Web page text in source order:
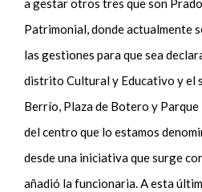
a gestar otros tres que son
Patrimonial, donde actualmente
las gestiones para que sea
distrito Cultural y Educativo y el
Berrío, Plaza de Botero y
del centro que lo estamos
desde una iniciativa que surge
añadió la funcionaria. A esta